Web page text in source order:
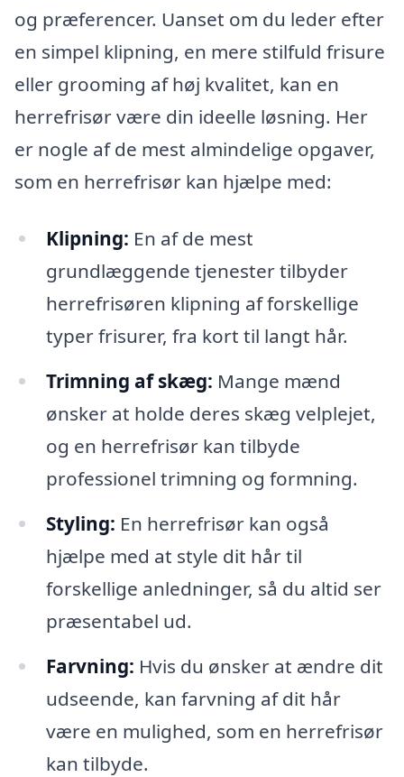
og præferencer. Uanset om du leder efter
en simpel klipning, en mere stilfuld frisure
eller grooming af høj kvalitet, kan en
herrefrisør være din ideelle løsning. Her
er nogle af de mest almindelige opgaver,
som en herrefrisør kan hjælpe med:
Klipning: En af de mest
grundlæggende tjenester tilbyder
herrefrisøren klipning af forskellige
typer frisurer, fra kort til langt hår.
Trimning af skæg: Mange mænd
ønsker at holde deres skæg velplejet,
og en herrefrisør kan tilbyde
professionel trimning og formning.
Styling: En herrefrisør kan også
hjælpe med at style dit hår til
forskellige anledninger, så du altid ser
præsentabel ud.
Farvning: Hvis du ønsker at ændre dit
udseende, kan farvning af dit hår
være en mulighed, som en herrefrisør
kan tilbyde.